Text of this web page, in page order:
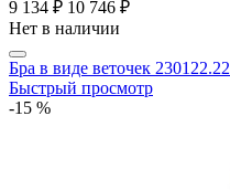
9 134 ₽ 10 746 ₽
Нет в наличии
Бра в виде веточек
Быстрый просмотр
-15 %